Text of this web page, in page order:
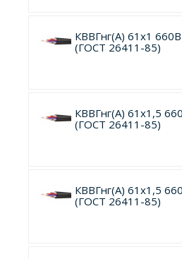
КВВГнг(А) 61х1
(ГОСТ 26411-85)
КВВГнг(А) 61х1,5
(ГОСТ 26411-85)
КВВГнг(А) 61х1,5
(ГОСТ 26411-85)